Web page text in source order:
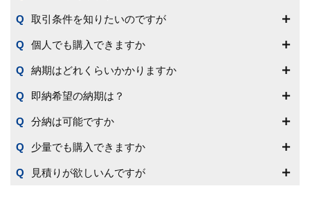
取引条件を知りたいのですが
個人でも購入できますか
納期はどれくらいかかりますか
即納希望の納期は？
分納は可能ですか
少量でも購入できますか
見積りが欲しいんですが